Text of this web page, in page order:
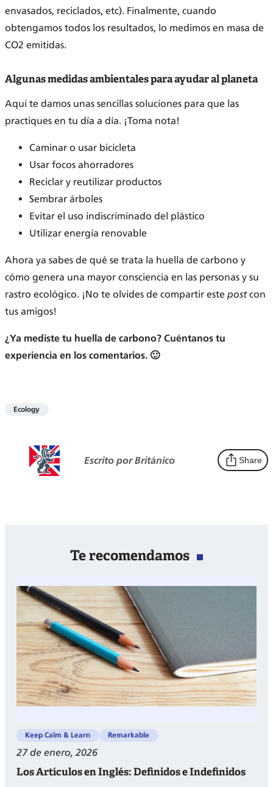
envasados, reciclados, etc). Finalmente, cuando
obtengamos todos los resultados, lo medimos en masa de
CO2 emitidas.
Algunas medidas ambientales para ayudar al planeta
Aquí te damos unas sencillas soluciones para que las
practiques en tu día a día. ¡Toma nota!
Caminar o usar bicicleta
Usar focos ahorradores
Reciclar y reutilizar productos
Sembrar árboles
Evitar el uso indiscriminado del plástico
Utilizar energía renovable
Ahora ya sabes de qué se trata la huella de carbono y
cómo genera una mayor consciencia en las personas y su
rastro ecológico. ¡No te olvides de compartir este postcon
tus amigos!
¿Ya mediste tu huella de carbono? Cuéntanos tu
experiencia en los comentarios. 🙂
Ecology
Escrito por Británico Share
Te recomendamos
Keep Calm & Learn Remarkable
27 de enero, 2026
Los Artículos en Inglés: Definidos e Indefinidos